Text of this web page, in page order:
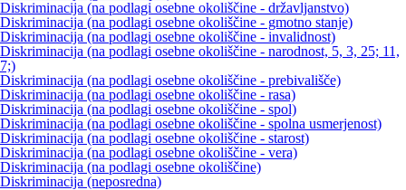
Diskriminacija (na podlagi osebne okoliščine - državljanstvo)
Diskriminacija (na podlagi osebne okoliščine - gmotno stanje)
Diskriminacija (na podlagi osebne okoliščine - invalidnost)
Diskriminacija (na podlagi osebne okoliščine - narodnost, 5, 3, 25; 11,
7;)
Diskriminacija (na podlagi osebne okoliščine - prebivališče)
Diskriminacija (na podlagi osebne okoliščine - rasa)
Diskriminacija (na podlagi osebne okoliščine - spol)
Diskriminacija (na podlagi osebne okoliščine - spolna usmerjenost)
Diskriminacija (na podlagi osebne okoliščine - starost)
Diskriminacija (na podlagi osebne okoliščine - vera)
Diskriminacija (na podlagi osebne okoliščine)
Diskriminacija (neposredna)